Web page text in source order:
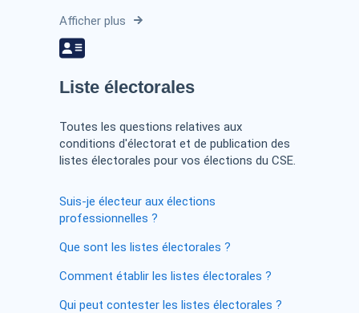
Afficher plus
Liste électorales
Toutes les questions relatives aux
conditions d'électorat et de publication des
listes électorales pour vos élections du CSE.
Suis-je électeur aux élections
professionnelles ?
Que sont les listes électorales ?
Comment établir les listes électorales ?
Qui peut contester les listes électorales ?